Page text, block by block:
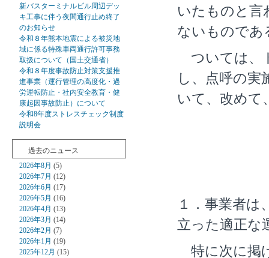
新バスターミナルビル周辺デッ
キ工事に伴う夜間通行止め終了
のお知らせ
令和８年熊本地震による被災地
域に係る特殊車両通行許可事務
取扱について（国土交通省）
令和８年度事故防止対策支援推
進事業（運行管理の高度化・過
労運転防止・社内安全教育・健
康起因事故防止）について
令和8年度ストレスチェック制度
説明会
過去のニュース
2026年8月 (5)
2026年7月 (12)
2026年6月 (17)
2026年5月 (16)
2026年4月 (13)
2026年3月 (14)
2026年2月 (7)
2026年1月 (19)
2025年12月 (15)
いたものと言
ないものであ
ついては、
し、点呼の実
いて、改めて
１．事業者は
立った適正な
特に次に掲